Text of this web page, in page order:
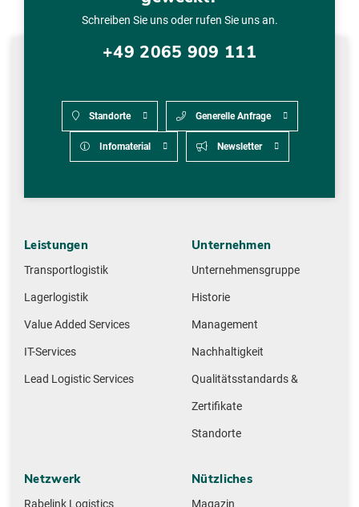
Schreiben Sie uns oder rufen Sie uns an.
+49 2065 909 111
Standorte Generelle Anfrage
Infomaterial Newsletter
Leistungen
Transportlogistik
Lagerlogistik
Value Added Services
IT-Services
Lead Logistic Services
Unternehmen
Unternehmensgruppe
Historie
Management
Nachhaltigkeit
Qualitätsstandards &
Zertifikate
Standorte
Netzwerk
Rabelink Logistics
Nützliches
Magazin